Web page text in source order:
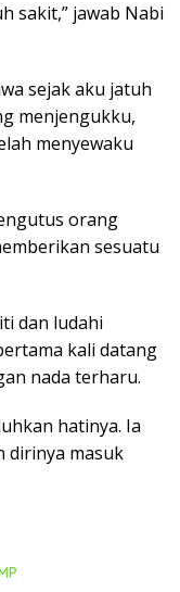
sakit,” jawab Nabi
sejak aku jatuh
menjengukku,
menyewaku
orang
sesuatu
dan ludahi
kali datang
nada terharu.
hatinya. Ia
dirinya masuk